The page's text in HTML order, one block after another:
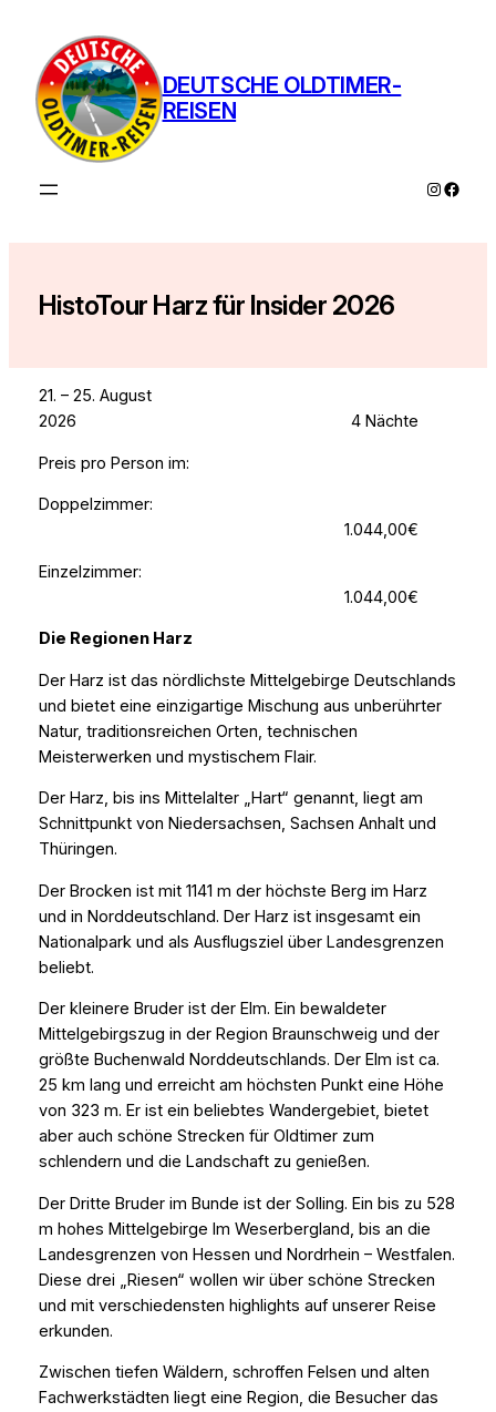
springen
DEUTSCHE OLDTIMER-
REISEN
HistoTour Harz für Insider 2026
21. – 25. August
2026 4 Nächte
Preis pro Person im:
Doppelzimmer:
1.044,00€
Einzelzimmer:
1.044,00€
Die Regionen Harz
Der Harz ist das nördlichste Mittelgebirge Deutschlands
und bietet eine einzigartige Mischung aus unberührter
Natur, traditionsreichen Orten, technischen
Meisterwerken und mystischem Flair.
Der Harz, bis ins Mittelalter „Hart“ genannt, liegt am
Schnittpunkt von Niedersachsen, Sachsen­ Anhalt und
Thüringen.
Der Brocken ist mit 1141 m der höchste Berg im Harz
und in Norddeutschland. Der Harz ist insgesamt ein
Nationalpark und als Ausflugsziel über Landesgrenzen
beliebt.
Der kleinere Bruder ist der Elm. Ein bewaldeter
Mittelgebirgszug in der Region Braunschweig und der
größte Buchenwald Norddeutschlands. Der Elm ist ca.
25 km lang und erreicht am höchsten Punkt eine Höhe
von 323 m. Er ist ein beliebtes Wandergebiet, bietet
aber auch schöne Strecken für Oldtimer zum
schlendern und die Landschaft zu genießen.
Der Dritte Bruder im Bunde ist der Solling. Ein bis zu 528
m hohes Mittelgebirge Im Weserbergland, bis an die
Landesgrenzen von Hessen und Nordrhein – Westfalen.
Diese drei „Riesen“ wollen wir über schöne Strecken
und mit verschiedensten highlights auf unserer Reise
erkunden.
Zwischen tiefen Wäldern, schroffen Felsen und alten
Fachwerkstädten liegt eine Region, die Besucher das